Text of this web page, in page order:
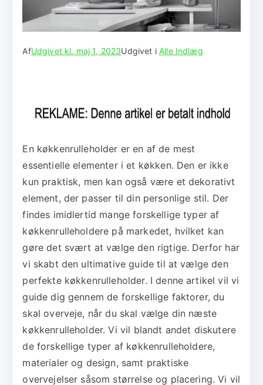
AfUdgivet kl. maj 1, 2023Udgivet iAlle Indlæg
En køkkenrulleholder er en af de mest
essentielle elementer i et køkken. Den er ikke
kun praktisk, men kan også være et dekorativt
element, der passer til din personlige stil. Der
findes imidlertid mange forskellige typer af
køkkenrulleholdere på markedet, hvilket kan
gøre det svært at vælge den rigtige. Derfor har
vi skabt den ultimative guide til at vælge den
perfekte køkkenrulleholder. I denne artikel vil vi
guide dig gennem de forskellige faktorer, du
skal overveje, når du skal vælge din næste
køkkenrulleholder. Vi vil blandt andet diskutere
de forskellige typer af køkkenrulleholdere,
materialer og design, samt praktiske
overvejelser såsom størrelse og placering. Vi vil